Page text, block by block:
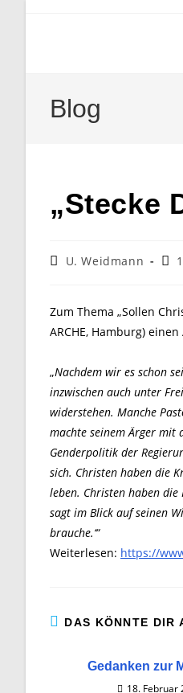
Blog
„Stecke
Beitrags-
U. Weidmann
Zum Thema „Sollen
ARCHE, Hamburg)
„Nachdem wir es schon
inzwischen auch unter
widerstehen. Manche
machte seinem Ärger mit
Genderpolitik der
sich. Christen haben die
leben. Christen haben
sagt im Blick auf seinen
brauche.‘“
Weiterlesen: https://
DAS KÖNNTE DIR
Gedanken zur
18. Februar